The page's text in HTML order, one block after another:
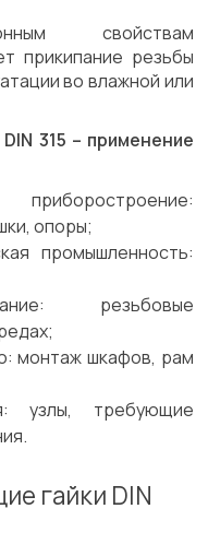
свойствам
прикипание резьбы
во влажной или
315 – применение
опоры;
промышленность:
резьбовые
монтаж шкафов, рам
узлы, требующие
гайки DIN